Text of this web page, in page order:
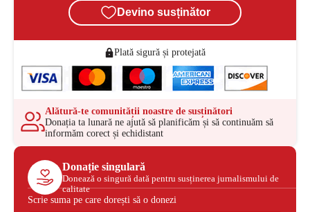
Devino susținător
Plată sigură și protejată
Alătură-te comunității noastre de susținători
Donația ta lunară ne ajută să planificăm și să continuăm să
informăm corect și echidistant
Donație singulară
Donează o singură dată pentru susținerea jurnalismului de
calitate
Scrie suma pe care dorești să o donezi